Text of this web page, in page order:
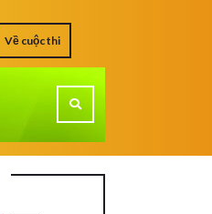
Về cuộc thi